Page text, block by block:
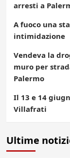
arresti a
A fuoco una
intimidazione
Vendeva la
muro per
Palermo
Il 13 e 14
Villafrati
Ultime